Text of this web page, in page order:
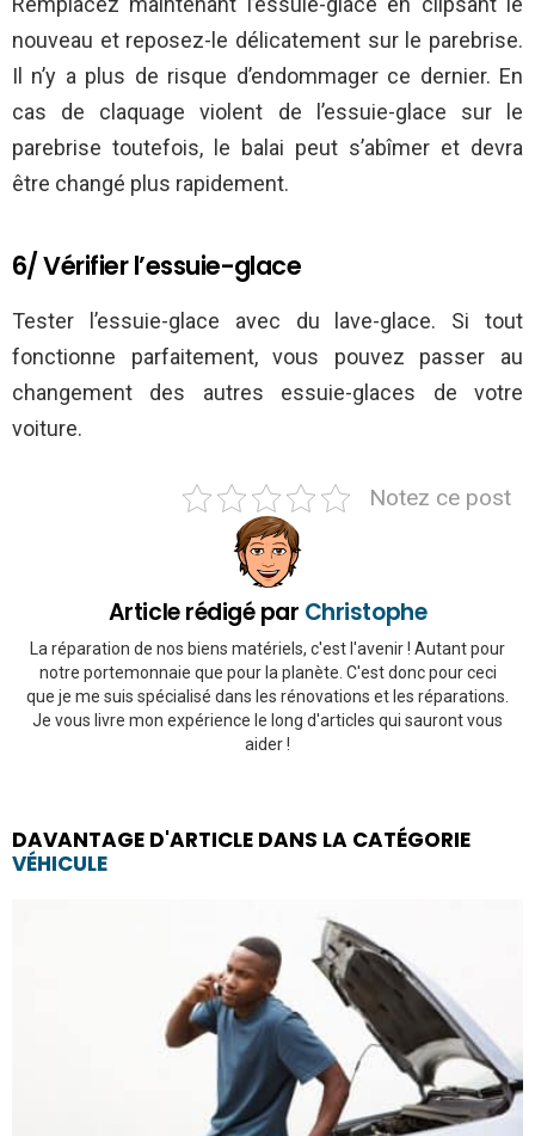
nouveau et reposez-le délicatement sur le parebrise.
Il n’y a plus de risque d’endommager ce dernier. En
cas de claquage violent de l’essuie-glace sur le
parebrise toutefois, le balai peut s’abîmer et devra
être changé plus rapidement.
6/ Vérifier l’essuie-glace
Tester l’essuie-glace avec du lave-glace. Si tout
fonctionne parfaitement, vous pouvez passer au
changement des autres essuie-glaces de votre
voiture.
Notez ce post
Article rédigé par Christophe
La réparation de nos biens matériels, c'est l'avenir ! Autant pour
notre portemonnaie que pour la planète. C'est donc pour ceci
que je me suis spécialisé dans les rénovations et les réparations.
Je vous livre mon expérience le long d'articles qui sauront vous
aider !
DAVANTAGE D'ARTICLE DANS LA CATÉGORIE
VÉHICULE